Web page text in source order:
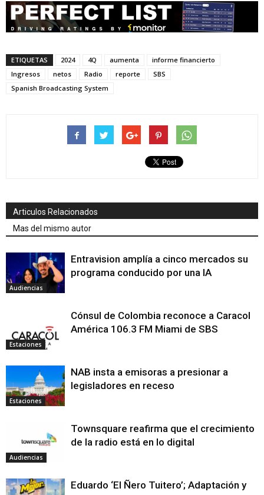
ETIQUETAS 2024 4Q aumenta
informe financierto
Ingresos
netos Radio reporte
SBS
Spanish Broadcasting System
Articulos Relacionados
Mas del mismo autor
Audiencias
Entravision amplía a cinco mercados su
programa conducido por una IA
Estaciones
Cónsul de Colombia reconoce a Caracol
América 106.3 FM Miami de SBS
Estaciones
NAB insta a emisoras a presionar a
legisladores en receso
Audiencias
Townsquare reafirma que el crecimiento
de la radio está en lo digital
Eduardo ‘El Ñero Tuitero’; Adaptación y